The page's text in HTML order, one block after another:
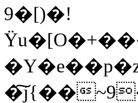
9�[)�!
�͠j{��